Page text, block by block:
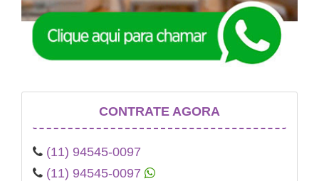
CONTRATE AGORA
(11) 94545-0097
(11) 94545-0097